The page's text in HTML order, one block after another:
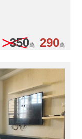
350萬 290萬